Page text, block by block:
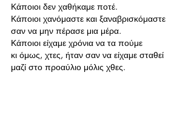
Κάποιοι δεν χαθήκαμε ποτέ.
Κάποιοι χανόμαστε και ξαναβρισκόμαστε
σαν να μην πέρασε μια μέρα.
Κάποιοι είχαμε χρόνια να τα πούμε
κι όμως, χτες, ήταν σαν να είχαμε σταθεί
μαζί στο προαύλιο μόλις χθες.